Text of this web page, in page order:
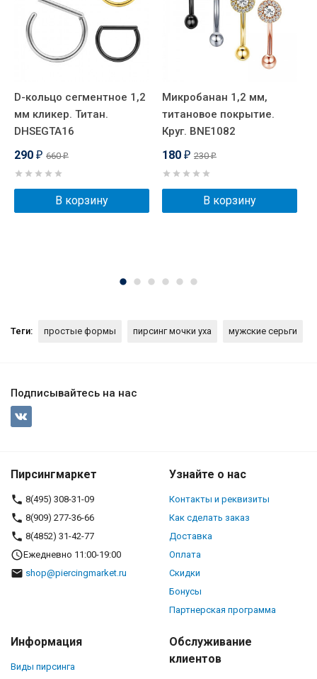
D-кольцо сегментное 1,2
мм кликер. Титан.
DHSEGTA16
290 ₽ 660₽
В корзину
Микробанан 1,2 мм,
титановое покрытие.
Круг. BNE1082
180 ₽ 230₽
В корзину
Теги: простые формы пирсинг мочки уха мужские серьги
Подписывайтесь на нас
Пирсингмаркет
8(495) 308-31-09
8(909) 277-36-66
8(4852) 31-42-77
Ежедневно 11:00-19:00
shop@piercingmarket.ru
Узнайте о нас
Контакты и реквизиты
Как сделать заказ
Доставка
Оплата
Скидки
Бонусы
Партнерская программа
Информация
Виды пирсинга
Обслуживание
клиентов